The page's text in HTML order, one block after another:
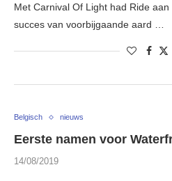
Met Carnival Of Light had Ride
succes van voorbijgaande aard …
Belgisch nieuws
Eerste namen voor
14/08/2019